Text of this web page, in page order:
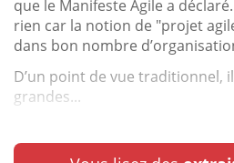
que le Manifeste Agile a
rien car la notion de "projet
dans bon nombre
D’un point de vue traditionnel,
grandes...